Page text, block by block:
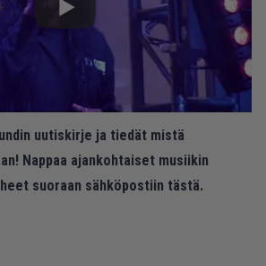
uutiskirje ja tiedät mistä
Nappaa ajankohtaiset musiikin
suoraan sähköpostiin tästä.